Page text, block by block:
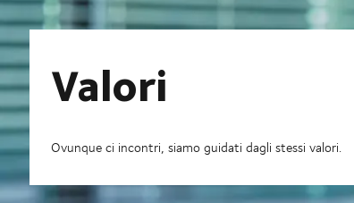
Valori
Ovunque ci incontri, siamo guidati dagli stessi valori.